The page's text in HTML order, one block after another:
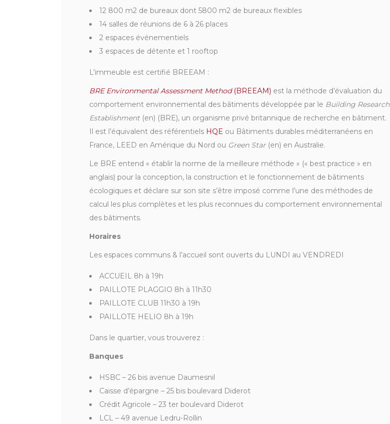
12 800 m2 de bureaux dont 5800 m2 de bureaux flexibles
14 salles de réunions de 6 à 26 places
2 espaces événementiels
3 espaces de détente et 1 rooftop
L’immeuble est certifié BREEAM :
BRE Environmental Assessment Method(BREEAM) est la méthode d’évaluation du
comportement environnemental des bâtiments développée par le Building Research
Establishment(en) (BRE), un organisme privé britannique de recherche en bâtiment.
Il est l’équivalent des référentiels HQE ou Bâtiments durables méditerranéens en
France, LEED en Amérique du Nord ou Green Star(en) en Australie.
Le BRE entend « établir la norme de la meilleure méthode » (« best practice » en
anglais) pour la conception, la construction et le fonctionnement de bâtiments
écologiques et déclare sur son site s’être imposé comme l’une des méthodes de
calcul les plus complètes et les plus reconnues du comportement environnemental
des bâtiments.
Horaires
Les espaces communs & l’accueil sont ouverts du LUNDI au VENDREDI
ACCUEIL 8h à 19h
PAILLOTE PLAGGIO 8h à 11h30
PAILLOTE CLUB 11h30 à 19h
PAILLOTE HELIO 8h à 19h
Dans le quartier, vous trouverez :
Banques
HSBC – 26 bis avenue Daumesnil
Caisse d’épargne – 25 bis boulevard Diderot
Crédit Agricole – 23 ter boulevard Diderot
LCL – 49 avenue Ledru-Rollin